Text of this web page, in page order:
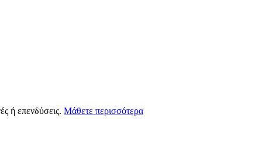
ή επενδύσεις. Μάθετε περισσότερα